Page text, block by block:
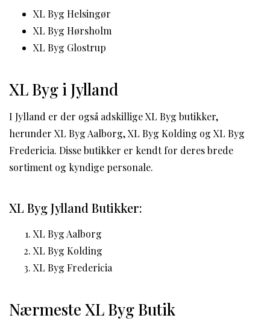
XL Byg Helsingør
XL Byg Hørsholm
XL Byg Glostrup
XL Byg i Jylland
I Jylland er der også adskillige XL Byg butikker,
herunder XL Byg Aalborg, XL Byg Kolding og XL Byg
Fredericia. Disse butikker er kendt for deres brede
sortiment og kyndige personale.
XL Byg Jylland Butikker:
XL Byg Aalborg
XL Byg Kolding
XL Byg Fredericia
Nærmeste XL Byg Butik